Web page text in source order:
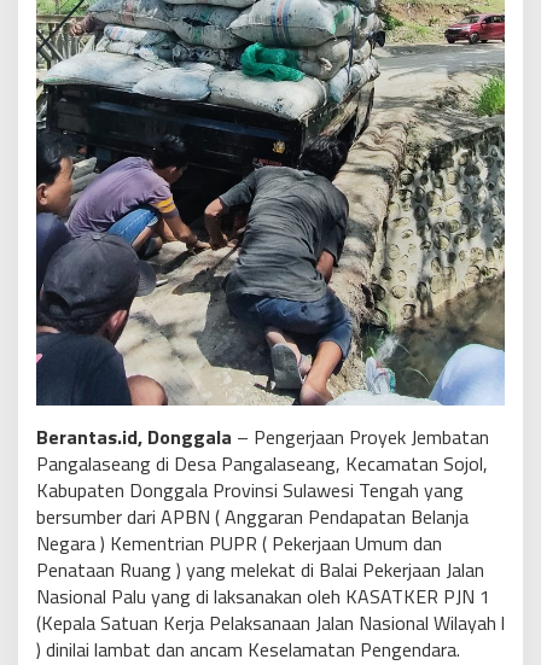
Berantas.id, Donggala – Pengerjaan Proyek Jembatan
Pangalaseang di Desa Pangalaseang, Kecamatan Sojol,
Kabupaten Donggala Provinsi Sulawesi Tengah yang
bersumber dari APBN ( Anggaran Pendapatan Belanja
Negara ) Kementrian PUPR ( Pekerjaan Umum dan
Penataan Ruang ) yang melekat di Balai Pekerjaan Jalan
Nasional Palu yang di laksanakan oleh KASATKER PJN 1
(Kepala Satuan Kerja Pelaksanaan Jalan Nasional Wilayah l
) dinilai lambat dan ancam Keselamatan Pengendara.